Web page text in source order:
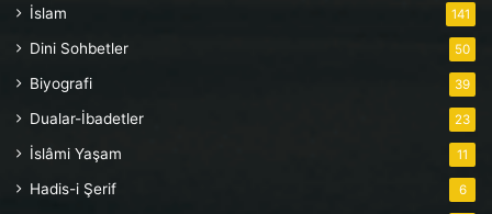
İslam 141
Dini Sohbetler 50
Biyografi 39
Dualar-İbadetler 23
İslâmi Yaşam 11
Hadis-i Şerif 6